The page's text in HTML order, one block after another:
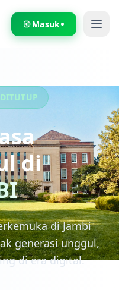
Masuk
di
di Jambi
generasi unggul,
di era digital.